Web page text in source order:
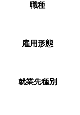
職種
雇用形態
就業先種別